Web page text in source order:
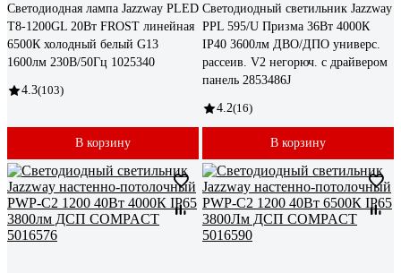
Светодиодная лампа Jazzway PLED
T8-1200GL 20Вт FROST линейная
6500К холодный белый G13
1600лм 230В/50Гц 1025340
4.3(103)
В корзину
Светодиодный светильник Jazzway
PPL 595/U Призма 36Вт 4000К
IP40 3600лм ДВО/ДПО универс.
рассеив. V2 негорюч. с драйвером
панель 2853486J
4.2(16)
В корзину